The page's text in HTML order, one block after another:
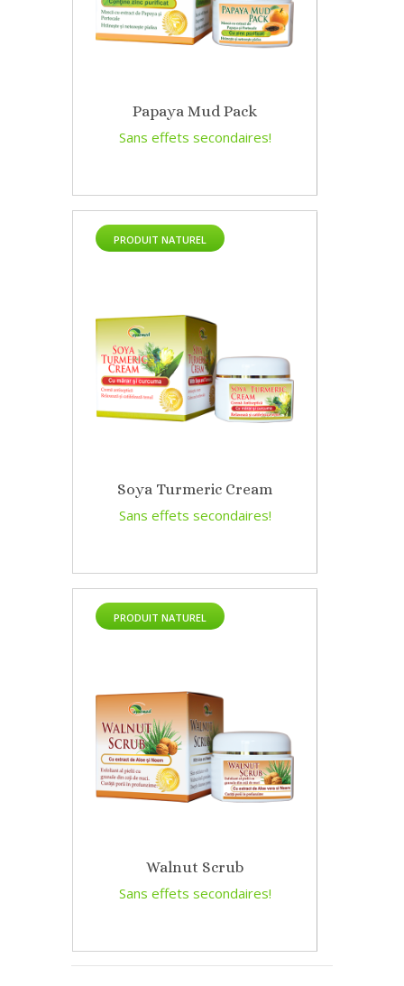
Papaya Mud Pack
Sans effets secondaires!
PRODUIT NATUREL
Soya Turmeric Cream
Sans effets secondaires!
PRODUIT NATUREL
Walnut Scrub
Sans effets secondaires!